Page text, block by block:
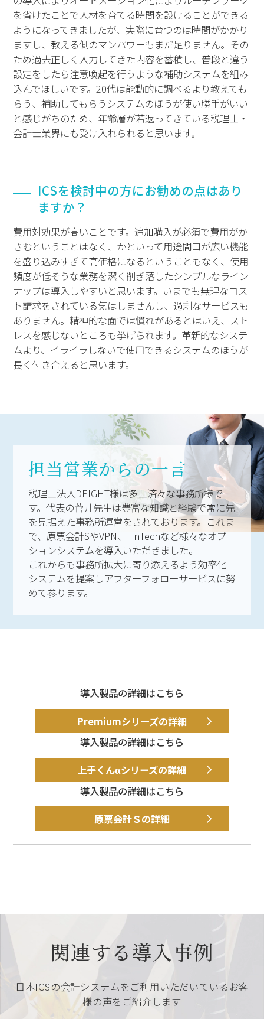
を省けたことで人材を育てる時間を設けることができる
ようになってきましたが、実際に育つのは時間がかかり
ますし、教える側のマンパワーもまだ足りません。その
ため過去正しく入力してきた内容を蓄積し、普段と違う
設定をしたら注意喚起を行うような補助システムを組み
込んでほしいです。20代は能動的に調べるより教えても
らう、補助してもらうシステムのほうが使い勝手がいい
と感じがちのため、年齢層が若返ってきている税理士・
会計士業界にも受け入れられると思います。
ICSを検討中の方にお勧めの点はあり
ますか？
費用対効果が高いことです。追加購入が必須で費用がか
さむということはなく、かといって用途間口が広い機能
を盛り込みすぎて高価格になるということもなく、使用
頻度が低そうな業務を潔く削ぎ落したシンプルなライン
ナップは導入しやすいと思います。いまでも無理なコス
ト請求をされている気はしませんし、過剰なサービスも
ありません。精神的な面では慣れがあるとはいえ、スト
レスを感じないところも挙げられます。革新的なシステ
ムより、イライラしないで使用できるシステムのほうが
長く付き合えると思います。
担当営業からの一言
税理士法人DEIGHT様は多士済々な事務所様で
す。代表の菅井先生は豊富な知識と経験で常に先
を見据えた事務所運営をされております。これま
で、原票会計SやVPN、FinTechなど様々なオプ
ションシステムを導入いただきました。
これからも事務所拡大に寄り添えるよう効率化
システムを提案しアフターフォローサービスに努
めて参ります。
導入製品の詳細はこちら
Premiumシリーズの詳細
導入製品の詳細はこちら
上手くんαシリーズの詳細
導入製品の詳細はこちら
原票会計Ｓの詳細
関連する導入事例
日本ICSの会計システムをご利用いただいているお客
様の声をご紹介します